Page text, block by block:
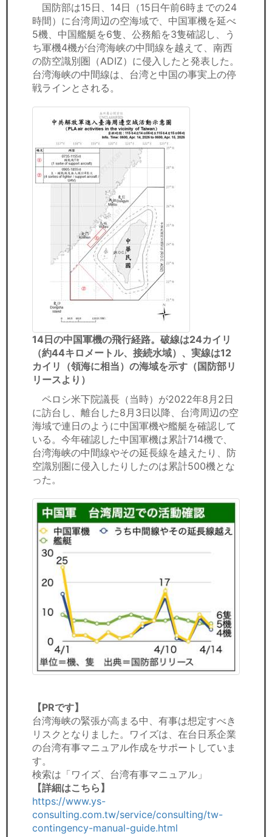
国防部は15日、14日（15日午前6時までの24
時間）に台湾周辺の空海域で、中国軍機を延べ
5機、中国艦艇を6隻、公務船を3隻確認し、う
ち軍機4機が台湾海峡の中間線を越えて、南西
の防空識別圏（ADIZ）に侵入したと発表した。
台湾海峡の中間線は、台湾と中国の事実上の停
戦ラインとされる。
14日の中国軍機の飛行経路。破線は24カイリ
（約44キロメートル、接続水域）、実線は12
カイリ（領海に相当）の海域を示す（国防部リ
リースより）
ペロシ米下院議長（当時）が2022年8月2日
に訪台し、離台した8月3日以降、台湾周辺の空
海域で連日のように中国軍機や艦艇を確認して
いる。今年確認した中国軍機は累計714機で、
台湾海峡の中間線やその延長線を越えたり、防
空識別圏に侵入したりしたのは累計500機とな
った。
【PRです】
台湾海峡の緊張が高まる中、有事は想定すべき
リスクとなりました。ワイズは、在台日系企業
の台湾有事マニュアル作成をサポートしていま
す。
検索は「ワイズ、台湾有事マニュアル」
【詳細はこちら】
https://www.ys-
consulting.com.tw/service/consulting/tw-
contingency-manual-guide.html